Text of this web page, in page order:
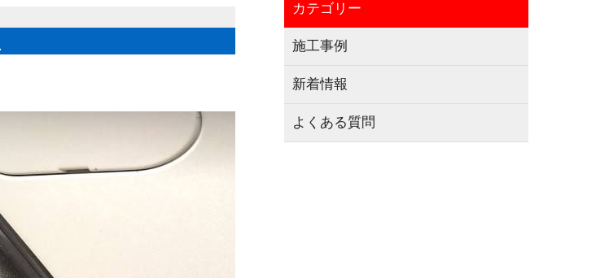
カテゴリー
施工事例
新着情報
よくある質問